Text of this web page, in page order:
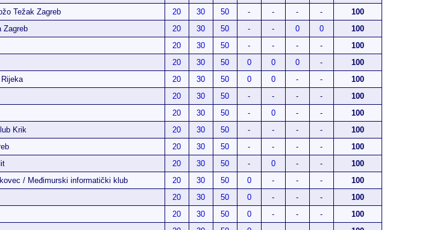
Težak Zagreb 20 30 50 - - - -
100
Zagreb 20 30 50 - - 0 0
100
20 30 50 - - - -
100
20 30 50 0 0 0 -
100
20 30 50 0 0 - -
100
20 30 50 - - - -
100
20 30 50 - 0 - -
100
Krik 20 30 50 - - - -
100
20 30 50 - - - -
100
20 30 50 - 0 - -
100
/ Međimurski informatički klub 20 30 50 0 - - -
100
20 30 50 0 - - -
100
20 30 50 0 - - -
100